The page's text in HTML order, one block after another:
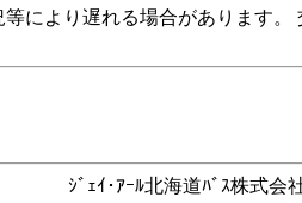
により遅れる場合があります
ｼﾞｪｲ･ｱｰﾙ北海道ﾊﾞｽ株式会